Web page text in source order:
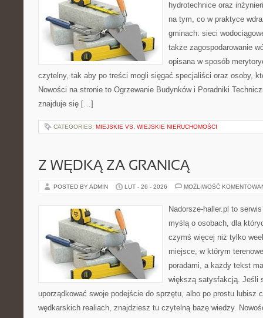
hydrotechnice oraz
na tym, co w praktyce
gminach: sieci
także zagospodarowanie
opisana w sposób
czytelny, tak aby po treści mogli sięgać specjaliści oraz osoby,
Nowości na stronie to Ogrzewanie Budynków i Poradniki
znajduje się […]
CATEGORIES: MIEJSKIE VS. WIEJSKIE NIERUCHOMOŚCI
Z WĘDKĄ ZA GRANICĄ
POSTED BY ADMIN LUT - 26 - 2026 MOŻLIWOŚĆ
Nadorsze-haller.pl to
myślą o osobach, dla
czymś więcej niż tylko
miejsce, w którym
poradami, a każdy tekst
większą satysfakcją. Jeśli
uporządkować swoje podejście do sprzętu, albo po prostu lubisz
wędkarskich realiach, znajdziesz tu czytelną bazę wiedzy.